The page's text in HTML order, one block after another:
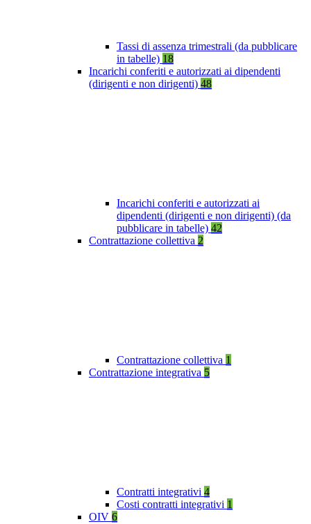
Tassi di assenza trimestrali (da pubblicare
in tabelle) 18
Incarichi conferiti e autorizzati ai dipendenti
(dirigenti e non dirigenti) 48
Incarichi conferiti e autorizzati ai
dipendenti (dirigenti e non dirigenti) (da
pubblicare in tabelle) 42
Contrattazione collettiva 2
Contrattazione collettiva 1
Contrattazione integrativa 5
Contratti integrativi 4
Costi contratti integrativi 1
OIV 6